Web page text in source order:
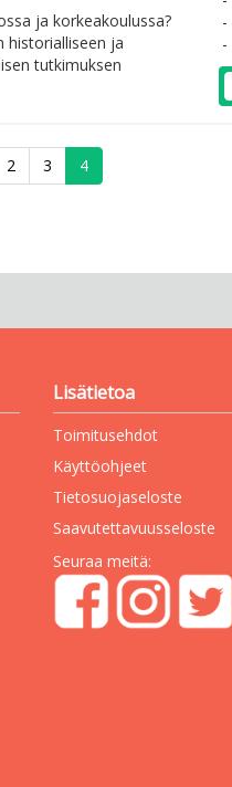
ja korkeakoulussa?
historialliseen ja
tutkimuksen
2 3 4
Lisätietoa
Toimitusehdot
Käyttöohjeet
Tietosuojaseloste
Saavutettavuusseloste
Seuraa meitä: